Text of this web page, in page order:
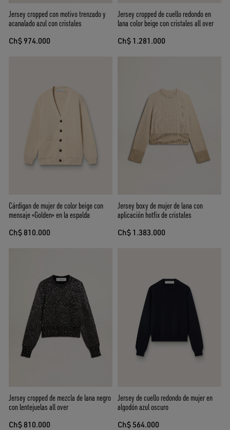
Jersey cropped con motivo trenzado y
acanalado azul con cristales
Ch$ 974.000
Jersey cropped de cuello redondo en
lana color beige con cristales all over
Ch$ 1.281.000
Cárdigan de mujer de color beige con
mensaje «Golden» en la espalda
Ch$ 810.000
Jersey boxy de mujer de lana con
aplicación hotfix de cristales
Ch$ 1.383.000
Jersey cropped de mezcla de lana negro
con lentejuelas all over
Ch$ 810.000
Jersey de cuello redondo de mujer en
algodón azul oscuro
Ch$ 564.000